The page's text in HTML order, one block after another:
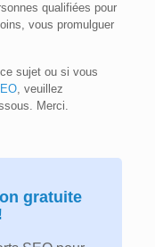
qualifiées pour
vous promulguer
sujet ou si vous
, veuillez
Merci.
gratuite